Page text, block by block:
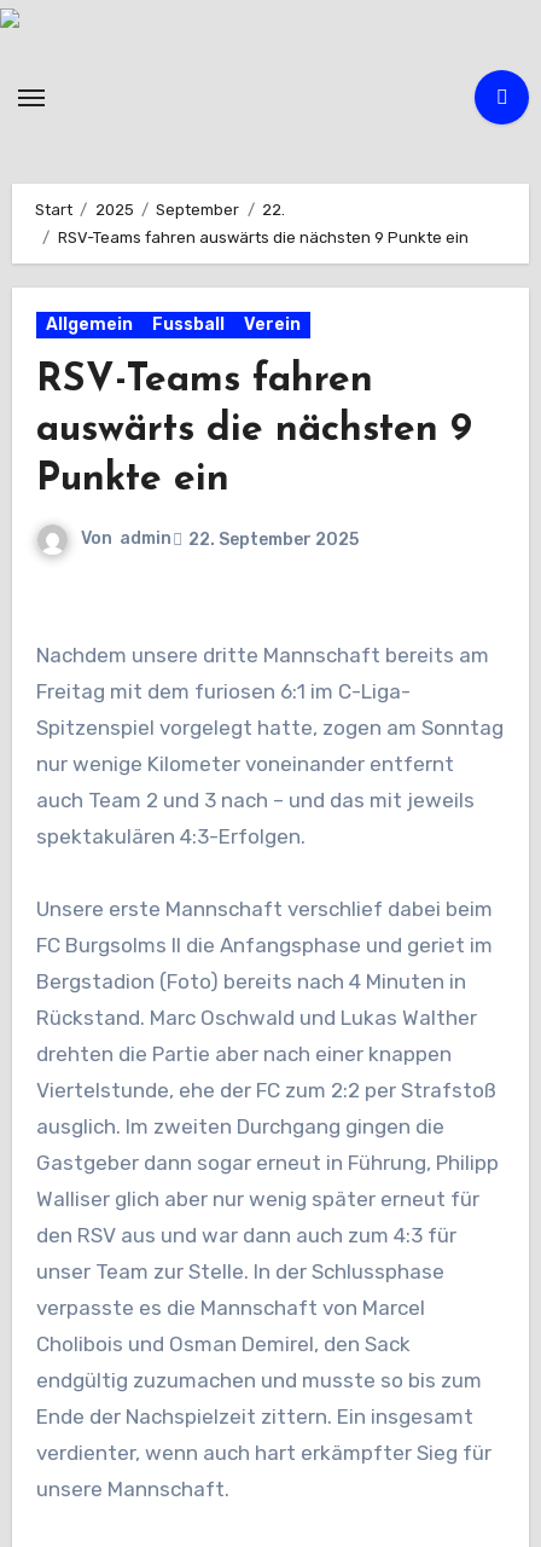
Zum
Start 2025 September
22.
RSV-Teams fahren auswärts die nächsten 9 Punkte ein
Allgemein Fussball Verein
RSV-Teams fahren
auswärts die nächsten 9
Punkte ein
Von admin 22. September 2025
Nachdem unsere dritte Mannschaft bereits am
Freitag mit dem furiosen 6:1 im C-Liga-
Spitzenspiel vorgelegt hatte, zogen am Sonntag
nur wenige Kilometer voneinander entfernt
auch Team 2 und 3 nach – und das mit jeweils
spektakulären 4:3-Erfolgen.
Unsere erste Mannschaft verschlief dabei beim
FC Burgsolms II die Anfangsphase und geriet im
Bergstadion (Foto) bereits nach 4 Minuten in
Rückstand. Marc Oschwald und Lukas Walther
drehten die Partie aber nach einer knappen
Viertelstunde, ehe der FC zum 2:2 per Strafstoß
ausglich. Im zweiten Durchgang gingen die
Gastgeber dann sogar erneut in Führung, Philipp
Walliser glich aber nur wenig später erneut für
den RSV aus und war dann auch zum 4:3 für
unser Team zur Stelle. In der Schlussphase
verpasste es die Mannschaft von Marcel
Cholibois und Osman Demirel, den Sack
endgültig zuzumachen und musste so bis zum
Ende der Nachspielzeit zittern. Ein insgesamt
verdienter, wenn auch hart erkämpfter Sieg für
unsere Mannschaft.